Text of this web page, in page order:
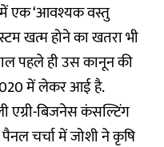
एक ‘आवश्यक वस्तु
खत्म होने का खतरा भी
पहले ही उस कानून की
में लेकर आई है.
एग्री-बिजनेस कंसल्टिंग
चर्चा में जोशी ने कृषि